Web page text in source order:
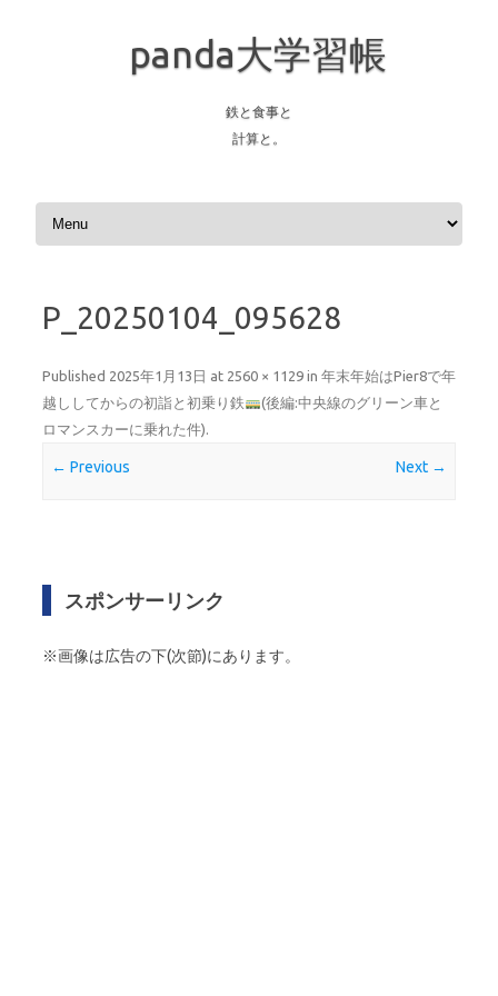
panda大学習帳
鉄と食事と
計算と。
Skip to content
P_20250104_095628
Published 2025年1月13日 at 2560 × 1129 in 年末年始はPier8で年
越ししてからの初詣と初乗り鉄
(後編:中央線のグリーン車と
ロマンスカーに乗れた件).
← Previous Next →
スポンサーリンク
※画像は広告の下(次節)にあります。